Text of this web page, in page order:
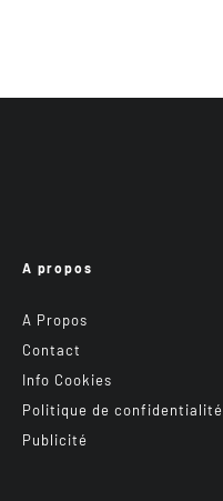
A propos
A Propos
Contact
Info Cookies
Politique de confidentialité
Publicité